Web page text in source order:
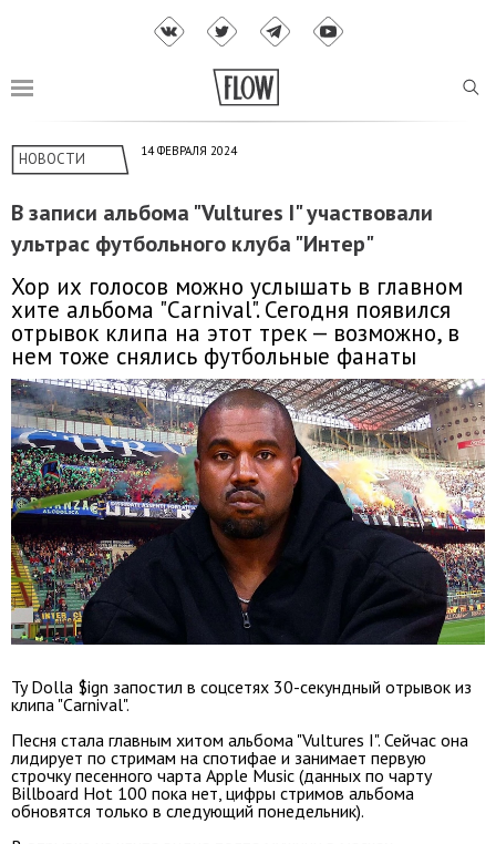
НОВОСТИ 14 ФЕВРАЛЯ 2024
В записи альбома "Vultures I" участвовали
ультрас футбольного клуба "Интер"
Хор их голосов можно услышать в главном
хите альбома "Carnival". Сегодня появился
отрывок клипа на этот трек — возможно, в
нем тоже снялись футбольные фанаты
Ty Dolla $ign запостил в соцсетях 30-секундный отрывок из
клипа "Carnival".
Песня стала главным хитом альбома "Vultures I". Сейчас она
лидирует по стримам на спотифае и занимает первую
строчку песенного чарта Apple Music (данных по чарту
Billboard Hot 100 пока нет, цифры стримов альбома
обновятся только в следующий понедельник).